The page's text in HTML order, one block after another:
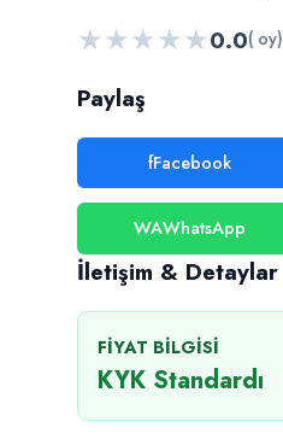
★★★★★0.0( oy)
Paylaş
fFacebook
WAWhatsApp
İletişim & Detaylar
FIYAT BILGISI
KYK Standardı